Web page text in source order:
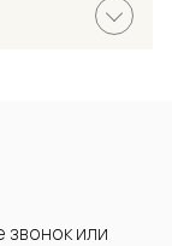
звонок или